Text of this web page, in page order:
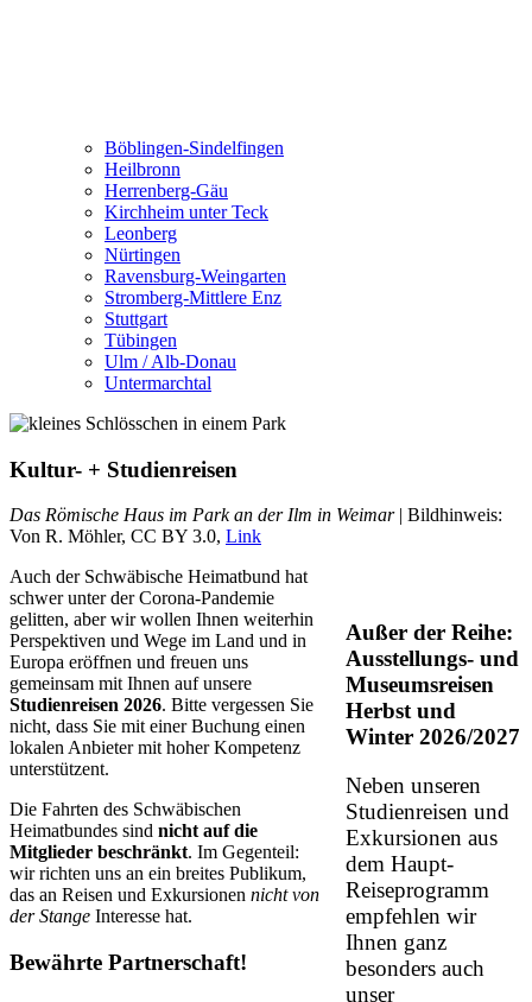
Böblingen-Sindelfingen
Heilbronn
Herrenberg-Gäu
Kirchheim unter Teck
Leonberg
Nürtingen
Ravensburg-Weingarten
Stromberg-Mittlere Enz
Stuttgart
Tübingen
Ulm / Alb-Donau
Untermarchtal
Kultur- + Studienreisen
Das Römische Haus im Park an der Ilm in Weimar| Bildhinweis:
Von R. Möhler, CC BY 3.0, Link
Außer der Reihe:
Ausstellungs- und
Museumsreisen
Herbst und
Winter 2026/2027
Neben unseren
Studienreisen und
Exkursionen aus
dem Haupt-
Reiseprogramm
empfehlen wir
Ihnen ganz
besonders auch
unser
Auch der Schwäbische Heimatbund hat
schwer unter der Corona-Pandemie
gelitten, aber wir wollen Ihnen weiterhin
Perspektiven und Wege im Land und in
Europa eröffnen und freuen uns
gemeinsam mit Ihnen auf unsere
Studienreisen 2026. Bitte vergessen Sie
nicht, dass Sie mit einer Buchung einen
lokalen Anbieter mit hoher Kompetenz
unterstützent.
Die Fahrten des Schwäbischen
Heimatbundes sind nicht auf die
Mitglieder beschränkt. Im Gegenteil:
wir richten uns an ein breites Publikum,
das an Reisen und Exkursionen nicht von
der Stange Interesse hat.
Bewährte Partnerschaft!